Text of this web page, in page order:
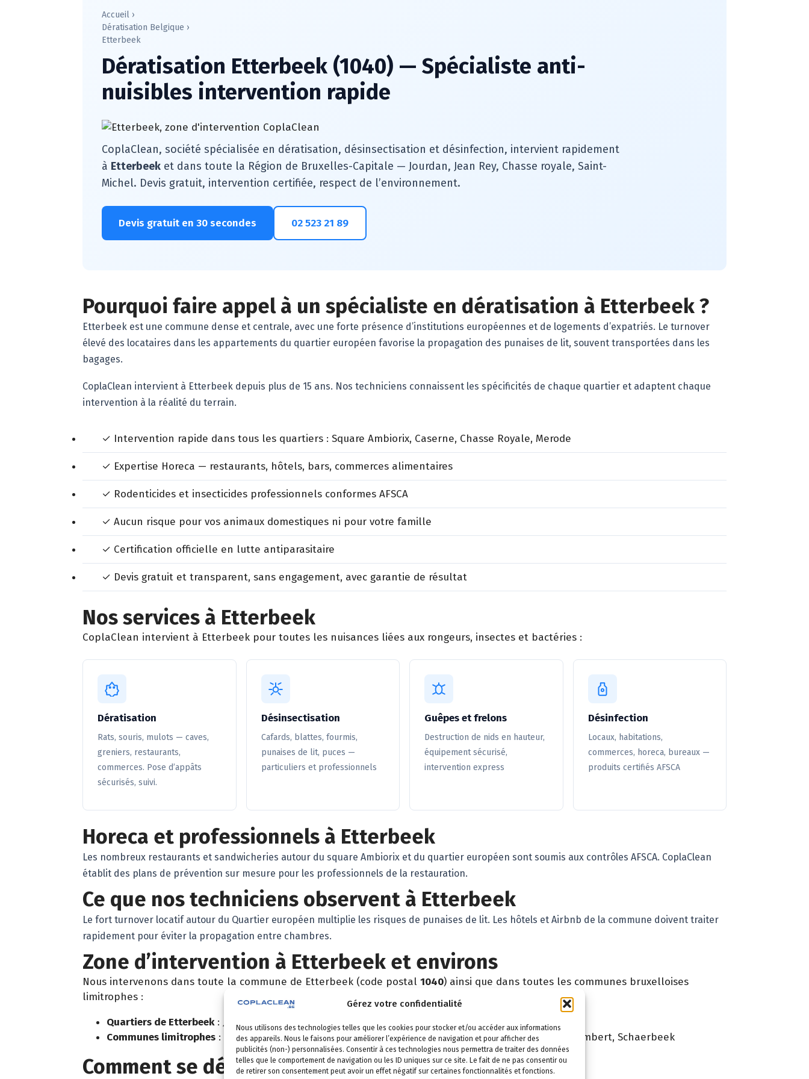
Gérez votre confidentialité
Nous utilisons des technologies telles que les cookies pour stocker et/ou accéder aux informations
des appareils. Nous le faisons pour améliorer l’expérience de navigation et pour afficher des
publicités (non-) personnalisées. Consentir à ces technologies nous permettra de traiter des données
telles que le comportement de navigation ou les ID uniques sur ce site. Le fait de ne pas consentir ou
de retirer son consentement peut avoir un effet négatif sur certaines fonctionnalités et fonctions.
Accueil ›
Dératisation Belgique ›
Etterbeek
Dératisation Etterbeek (1040) — Spécialiste anti-
nuisibles intervention rapide
CoplaClean, société spécialisée en dératisation, désinsectisation et désinfection, intervient rapidement
à Etterbeek et dans toute la Région de Bruxelles-Capitale — Jourdan, Jean Rey, Chasse royale, Saint-
Michel. Devis gratuit, intervention certifiée, respect de l’environnement.
Devis gratuit en 30 secondes 02 523 21 89
Pourquoi faire appel à un spécialiste en dératisation à Etterbeek ?
Etterbeek est une commune dense et centrale, avec une forte présence d’institutions européennes et de logements d’expatriés. Le turnover
élevé des locataires dans les appartements du quartier européen favorise la propagation des punaises de lit, souvent transportées dans les
bagages.
CoplaClean intervient à Etterbeek depuis plus de 15 ans. Nos techniciens connaissent les spécificités de chaque quartier et adaptent chaque
intervention à la réalité du terrain.
✓ Intervention rapide dans tous les quartiers : Square Ambiorix, Caserne, Chasse Royale, Merode
✓ Expertise Horeca — restaurants, hôtels, bars, commerces alimentaires
✓ Rodenticides et insecticides professionnels conformes AFSCA
✓ Aucun risque pour vos animaux domestiques ni pour votre famille
✓ Certification officielle en lutte antiparasitaire
✓ Devis gratuit et transparent, sans engagement, avec garantie de résultat
Nos services à Etterbeek
CoplaClean intervient à Etterbeek pour toutes les nuisances liées aux rongeurs, insectes et bactéries :
Dératisation
Rats, souris, mulots — caves,
greniers, restaurants,
commerces. Pose d’appâts
sécurisés, suivi.
Désinsectisation
Cafards, blattes, fourmis,
punaises de lit, puces —
particuliers et professionnels
Guêpes et frelons
Destruction de nids en hauteur,
équipement sécurisé,
intervention express
Désinfection
Locaux, habitations,
commerces, horeca, bureaux —
produits certifiés AFSCA
Horeca et professionnels à Etterbeek
Les nombreux restaurants et sandwicheries autour du square Ambiorix et du quartier européen sont soumis aux contrôles AFSCA. CoplaClean
établit des plans de prévention sur mesure pour les professionnels de la restauration.
Ce que nos techniciens observent à Etterbeek
Le fort turnover locatif autour du Quartier européen multiplie les risques de punaises de lit. Les hôtels et Airbnb de la commune doivent traiter
rapidement pour éviter la propagation entre chambres.
Zone d’intervention à Etterbeek et environs
Nous intervenons dans toute la commune de Etterbeek (code postal 1040) ainsi que dans toutes les communes bruxelloises
limitrophes :
Quartiers de Etterbeek: Jourdan, Jean Rey, Chasse royale, Saint-Michel, Gray
Communes limitrophes : Bruxelles-Ville,Ixelles,Auderghem,Woluwe-Saint-Pierre,Woluwe-Saint-Lambert, Schaerbeek
Comment se déroule une intervention à Etterbeek ?